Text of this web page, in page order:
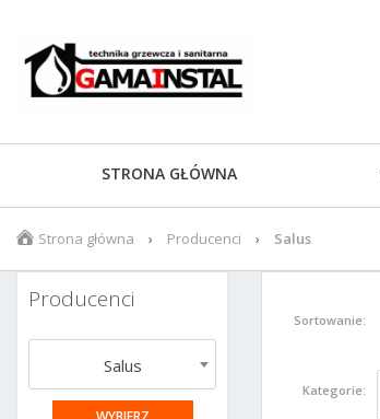
STRONA GŁÓWNA
Strona główna Producenci Salus
Producenci
Salus
Sortowanie:
Kategorie: